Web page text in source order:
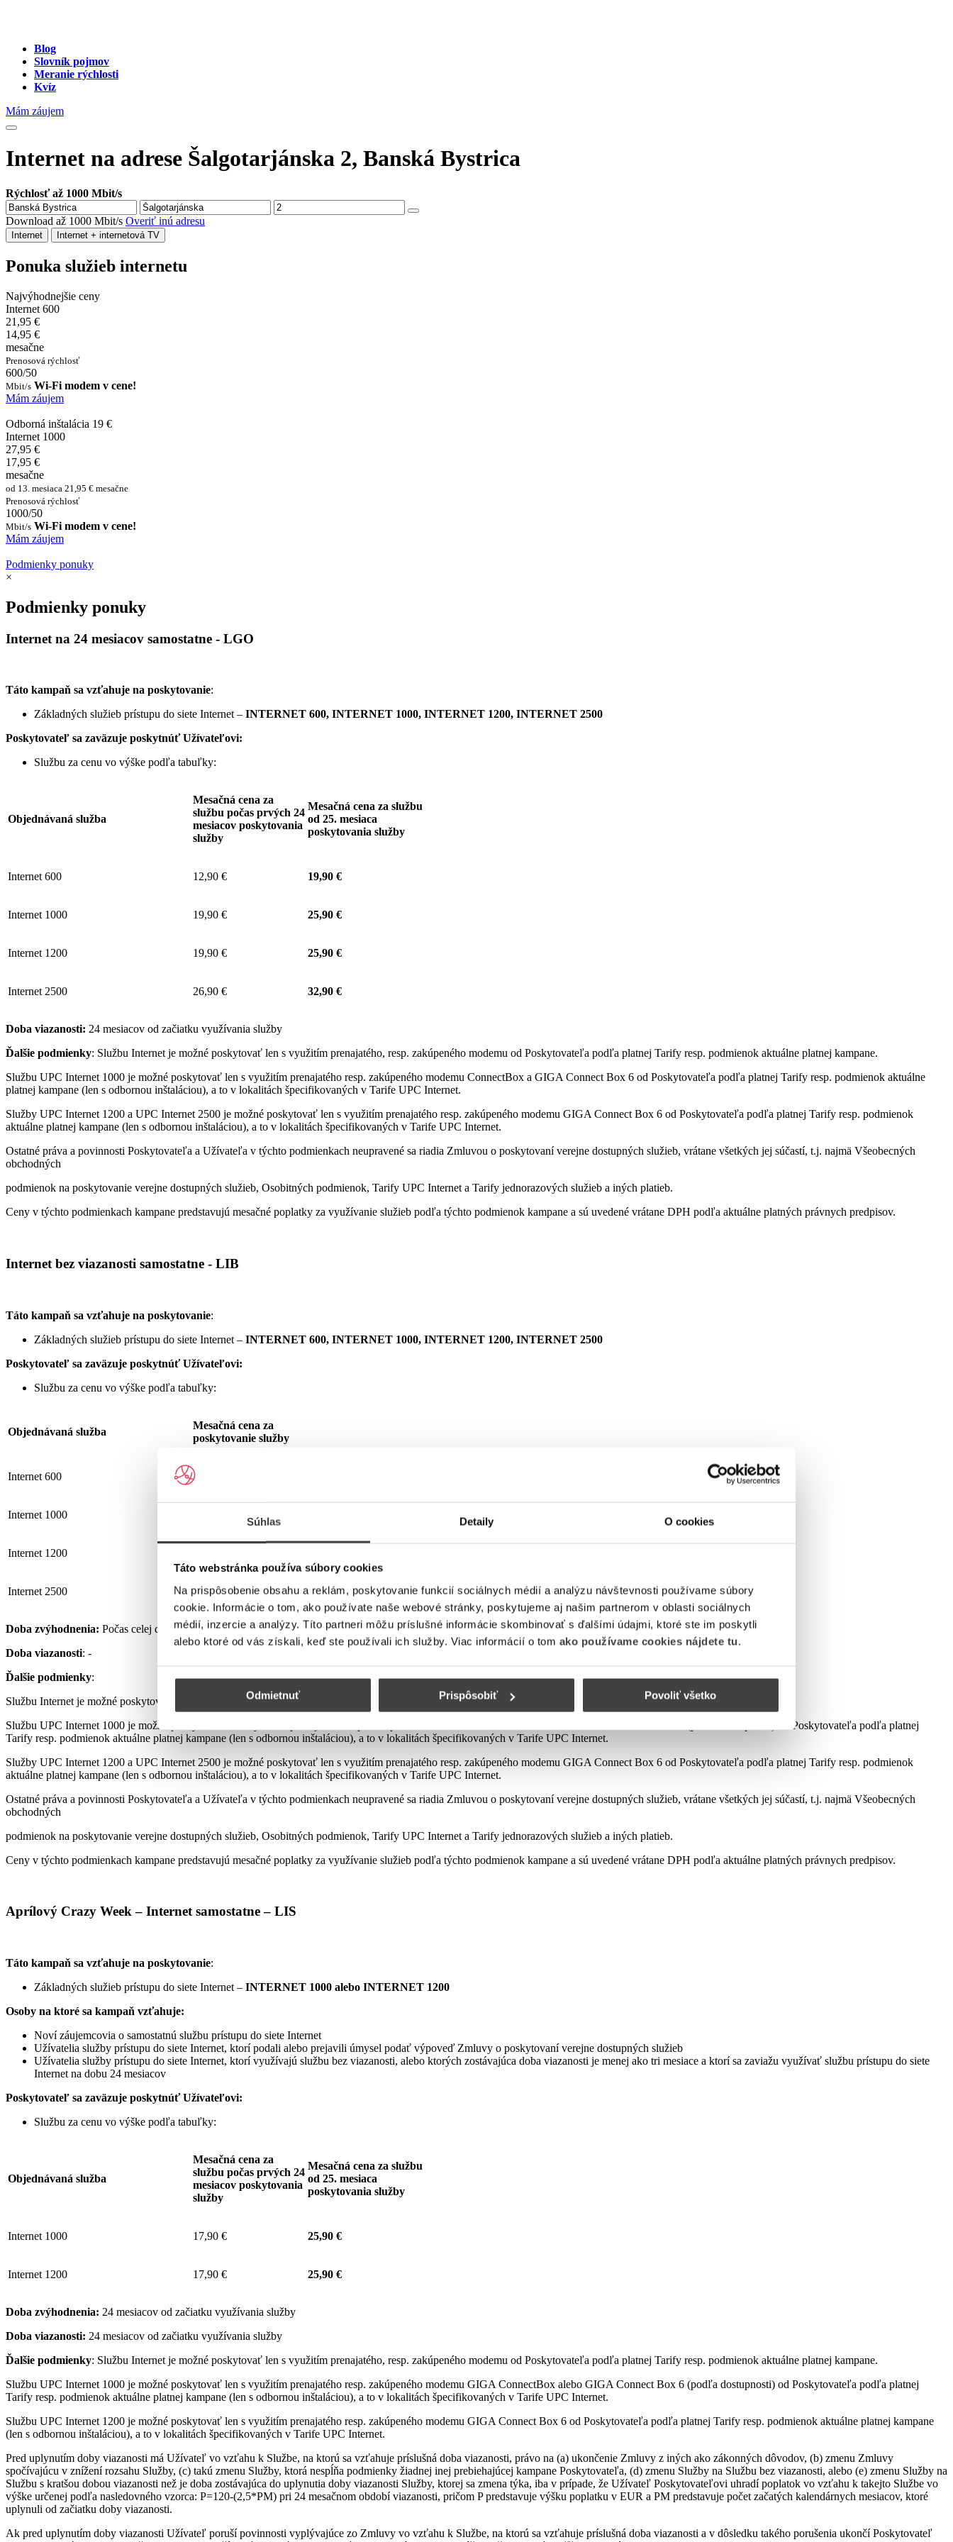
Súhlas Detaily O cookies
Táto webstránka používa súbory cookies
Na prispôsobenie obsahu a reklám, poskytovanie funkcií sociálnych médií a analýzu návštevnosti používame súbory
cookie. Informácie o tom, ako používate naše webové stránky, poskytujeme aj našim partnerom v oblasti sociálnych
médií, inzercie a analýzy. Títo partneri môžu príslušné informácie skombinovať s ďalšími údajmi, ktoré ste im poskytli
alebo ktoré od vás získali, keď ste používali ich služby. Viac informácií o tom ako používame cookies nájdete tu.
Odmietnuť Prispôsobiť Povoliť všetko
Blog
Slovník pojmov
Meranie rýchlosti
Kvíz
Mám záujem
Internet na adrese Šalgotarjánska 2, Banská Bystrica
Rýchlosť až 1000 Mbit/s
Download až 1000 Mbit/s Overiť inú adresu
Internet Internet + internetová TV
Ponuka služieb internetu
Najvýhodnejšie ceny
Internet 600
21,95 €
14,95 €
mesačne
Prenosová rýchlosť
600/50
Mbit/s Wi-Fi modem v cene!
Mám záujem
Odborná inštalácia 19 €
Internet 1000
27,95 €
17,95 €
mesačne
od 13. mesiaca 21,95 € mesačne
Prenosová rýchlosť
1000/50
Mbit/s Wi-Fi modem v cene!
Mám záujem
Podmienky ponuky
×
Podmienky ponuky
Internet na 24 mesiacov samostatne - LGO
Táto kampaň sa vzťahuje na poskytovanie:
Základných služieb prístupu do siete Internet – INTERNET 600, INTERNET 1000, INTERNET 1200, INTERNET 2500
Poskytovateľ sa zaväzuje poskytnúť Užívateľovi:
Službu za cenu vo výške podľa tabuľky:
Objednávaná služba
Mesačná cena za
službu počas prvých 24
mesiacov poskytovania
služby
Mesačná cena za službu
od 25. mesiaca
poskytovania služby
Internet 600 12,90 € 19,90 €
Internet 1000 19,90 € 25,90 €
Internet 1200 19,90 € 25,90 €
Internet 2500 26,90 € 32,90 €
Doba viazanosti: 24 mesiacov od začiatku využívania služby
Ďalšie podmienky: Službu Internet je možné poskytovať len s využitím prenajatého, resp. zakúpeného modemu od Poskytovateľa podľa platnej Tarify resp. podmienok aktuálne platnej kampane.
Službu UPC Internet 1000 je možné poskytovať len s využitím prenajatého resp. zakúpeného modemu ConnectBox a GIGA Connect Box 6 od Poskytovateľa podľa platnej Tarify resp. podmienok aktuálne
platnej kampane (len s odbornou inštaláciou), a to v lokalitách špecifikovaných v Tarife UPC Internet.
Služby UPC Internet 1200 a UPC Internet 2500 je možné poskytovať len s využitím prenajatého resp. zakúpeného modemu GIGA Connect Box 6 od Poskytovateľa podľa platnej Tarify resp. podmienok
aktuálne platnej kampane (len s odbornou inštaláciou), a to v lokalitách špecifikovaných v Tarife UPC Internet.
Ostatné práva a povinnosti Poskytovateľa a Užívateľa v týchto podmienkach neupravené sa riadia Zmluvou o poskytovaní verejne dostupných služieb, vrátane všetkých jej súčastí, t.j. najmä Všeobecných
obchodných
podmienok na poskytovanie verejne dostupných služieb, Osobitných podmienok, Tarify UPC Internet a Tarify jednorazových služieb a iných platieb.
Ceny v týchto podmienkach kampane predstavujú mesačné poplatky za využívanie služieb podľa týchto podmienok kampane a sú uvedené vrátane DPH podľa aktuálne platných právnych predpisov.
Internet bez viazanosti samostatne - LIB
Táto kampaň sa vzťahuje na poskytovanie:
Základných služieb prístupu do siete Internet – INTERNET 600, INTERNET 1000, INTERNET 1200, INTERNET 2500
Poskytovateľ sa zaväzuje poskytnúť Užívateľovi:
Službu za cenu vo výške podľa tabuľky:
Objednávaná služba
Mesačná cena za
poskytovanie služby
Internet 600 19,90 €
Internet 1000
Internet 1200
Internet 2500 32,90 €
Doba zvýhodnenia: Počas celej doby využívania Služby podľa podmienok tejto kampane
Doba viazanosti: -
Ďalšie podmienky:
Službu Internet je možné poskytovať len s využitím prenajatého, resp. zakúpeného modemu od Poskytovateľa podľa platnej Tarify resp. podmienok aktuálne platnej kampane.
Službu UPC Internet 1000 je možné poskytovať len s využitím prenajatého resp. zakúpeného modemu GIGA ConnectBox alebo GIGA Connect Box 6 (podľa dostupnosti) od Poskytovateľa podľa platnej
Tarify resp. podmienok aktuálne platnej kampane (len s odbornou inštaláciou), a to v lokalitách špecifikovaných v Tarife UPC Internet.
Služby UPC Internet 1200 a UPC Internet 2500 je možné poskytovať len s využitím prenajatého resp. zakúpeného modemu GIGA Connect Box 6 od Poskytovateľa podľa platnej Tarify resp. podmienok
aktuálne platnej kampane (len s odbornou inštaláciou), a to v lokalitách špecifikovaných v Tarife UPC Internet.
Ostatné práva a povinnosti Poskytovateľa a Užívateľa v týchto podmienkach neupravené sa riadia Zmluvou o poskytovaní verejne dostupných služieb, vrátane všetkých jej súčastí, t.j. najmä Všeobecných
obchodných
podmienok na poskytovanie verejne dostupných služieb, Osobitných podmienok, Tarify UPC Internet a Tarify jednorazových služieb a iných platieb.
Ceny v týchto podmienkach kampane predstavujú mesačné poplatky za využívanie služieb podľa týchto podmienok kampane a sú uvedené vrátane DPH podľa aktuálne platných právnych predpisov.
Aprílový Crazy Week – Internet samostatne – LIS
Táto kampaň sa vzťahuje na poskytovanie:
Základných služieb prístupu do siete Internet – INTERNET 1000 alebo INTERNET 1200
Osoby na ktoré sa kampaň vzťahuje:
Noví záujemcovia o samostatnú službu prístupu do siete Internet
Užívatelia služby prístupu do siete Internet, ktorí podali alebo prejavili úmysel podať výpoveď Zmluvy o poskytovaní verejne dostupných služieb
Užívatelia služby prístupu do siete Internet, ktorí využívajú službu bez viazanosti, alebo ktorých zostávajúca doba viazanosti je menej ako tri mesiace a ktorí sa zaviažu využívať službu prístupu do siete
Internet na dobu 24 mesiacov
Poskytovateľ sa zaväzuje poskytnúť Užívateľovi:
Službu za cenu vo výške podľa tabuľky:
Objednávaná služba
Mesačná cena za
službu počas prvých 24
mesiacov poskytovania
služby
Mesačná cena za službu
od 25. mesiaca
poskytovania služby
Internet 1000 17,90 € 25,90 €
Internet 1200 17,90 € 25,90 €
Doba zvýhodnenia: 24 mesiacov od začiatku využívania služby
Doba viazanosti: 24 mesiacov od začiatku využívania služby
Ďalšie podmienky: Službu Internet je možné poskytovať len s využitím prenajatého, resp. zakúpeného modemu od Poskytovateľa podľa platnej Tarify resp. podmienok aktuálne platnej kampane.
Službu UPC Internet 1000 je možné poskytovať len s využitím prenajatého resp. zakúpeného modemu GIGA ConnectBox alebo GIGA Connect Box 6 (podľa dostupnosti) od Poskytovateľa podľa platnej
Tarify resp. podmienok aktuálne platnej kampane (len s odbornou inštaláciou), a to v lokalitách špecifikovaných v Tarife UPC Internet.
Službu UPC Internet 1200 je možné poskytovať len s využitím prenajatého resp. zakúpeného modemu GIGA Connect Box 6 od Poskytovateľa podľa platnej Tarify resp. podmienok aktuálne platnej kampane
(len s odbornou inštaláciou), a to v lokalitách špecifikovaných v Tarife UPC Internet.
Pred uplynutím doby viazanosti má Užívateľ vo vzťahu k Službe, na ktorú sa vzťahuje príslušná doba viazanosti, právo na (a) ukončenie Zmluvy z iných ako zákonných dôvodov, (b) zmenu Zmluvy
spočívajúcu v znížení rozsahu Služby, (c) takú zmenu Služby, ktorá nespĺňa podmienky žiadnej inej prebiehajúcej kampane Poskytovateľa, (d) zmenu Služby na Službu bez viazanosti, alebo (e) zmenu Služby na
Službu s kratšou dobou viazanosti než je doba zostávajúca do uplynutia doby viazanosti Služby, ktorej sa zmena týka, iba v prípade, že Užívateľ Poskytovateľovi uhradí poplatok vo vzťahu k takejto Službe vo
výške určenej podľa nasledovného vzorca: P=120-(2,5*PM) pri 24 mesačnom období viazanosti, pričom P predstavuje výšku poplatku v EUR a PM predstavuje počet začatých kalendárnych mesiacov, ktoré
uplynuli od začiatku doby viazanosti.
Ak pred uplynutím doby viazanosti Užívateľ poruší povinnosti vyplývajúce zo Zmluvy vo vzťahu k Službe, na ktorú sa vzťahuje príslušná doba viazanosti a v dôsledku takého porušenia ukončí Poskytovateľ